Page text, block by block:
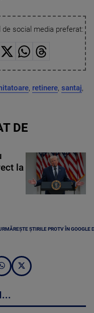
social media preferat:
, retinere, santaj,
DE
la
ȘTIRILE PROTV ÎN GOOGLE